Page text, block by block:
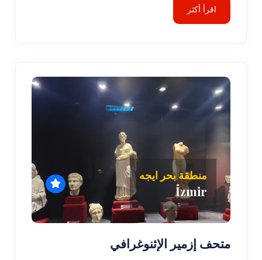
اقرأ أكثر
منطقة بحر ايجه
İzmir
متحف إزمير الإثنوغرافي